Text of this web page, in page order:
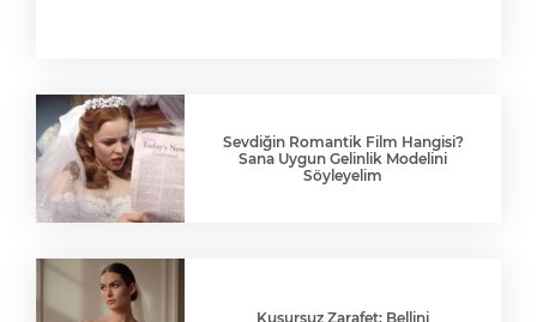
Sevdiğin Romantik Film Hangisi?
Sana Uygun Gelinlik Modelini
Söyleyelim
Kusursuz Zarafet: Bellini